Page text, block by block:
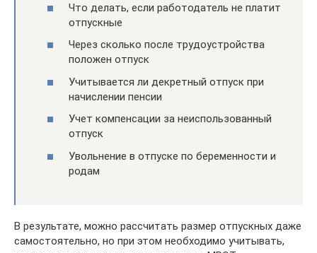
Что делать, если работодатель не платит
отпускные
Через сколько после трудоустройства
положен отпуск
Учитывается ли декретный отпуск при
начислении пенсии
Учет компенсации за неиспользованный
отпуск
Увольнение в отпуске по беременности и
родам
В результате, можно рассчитать размер отпускных даже
самостоятельно, но при этом необходимо учитывать,